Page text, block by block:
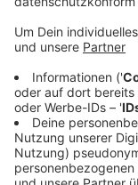
MachMit haben
Sprockhövel in
Flüchtlingshilfe
Motto wollen
deutlich
Geflüchtete
werden,
und selbst als
laufenden